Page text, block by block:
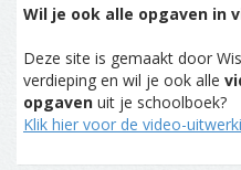
Wil je ook alle opgaven in
Deze site is gemaakt door
verdieping en wil je ook alle
opgaven uit je schoolboek?
Klik hier voor de video-